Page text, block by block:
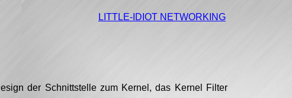
LITTLE-IDIOT NETWORKING
der Schnittstelle zum Kernel, das Kernel Filter